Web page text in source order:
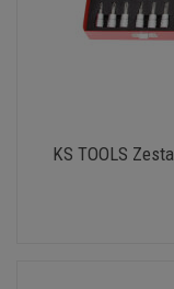
KS TOOLS